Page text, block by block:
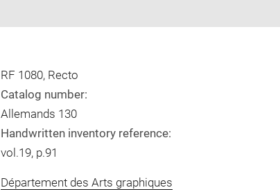
RF 1080, Recto
Catalog number:
Allemands 130
Handwritten inventory reference:
vol.19, p.91
Département des Arts graphiques